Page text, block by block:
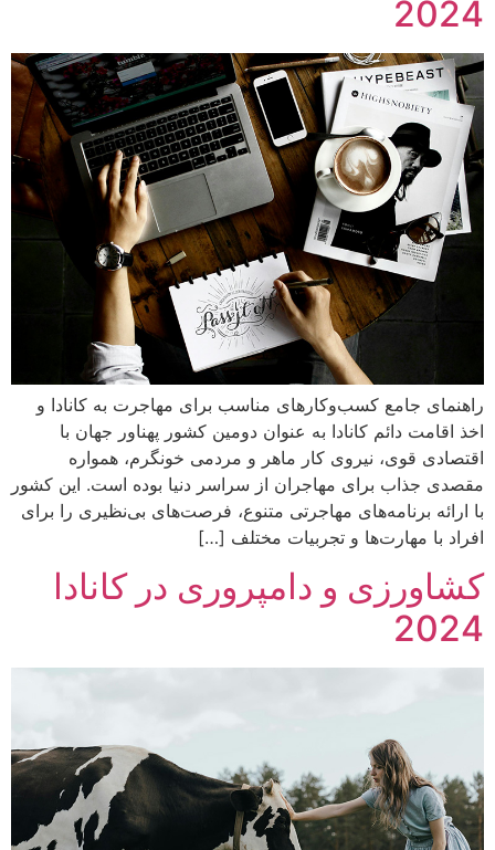
2024
راهنمای جامع کسب‌وکارهای مناسب برای مهاجرت به کانادا و
اخذ اقامت دائم کانادا به عنوان دومین کشور پهناور جهان با
اقتصادی قوی، نیروی کار ماهر و مردمی خونگرم، همواره
مقصدی جذاب برای مهاجران از سراسر دنیا بوده است. این کشور
با ارائه برنامه‌های مهاجرتی متنوع، فرصت‌های بی‌نظیری را برای
افراد با مهارت‌ها و تجربیات مختلف […]
کشاورزی و دامپروری در کانادا
2024